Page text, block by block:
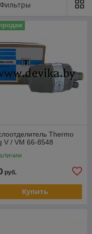
Фильтры
Thermo
V / VM 66-8548
руб.
Купить